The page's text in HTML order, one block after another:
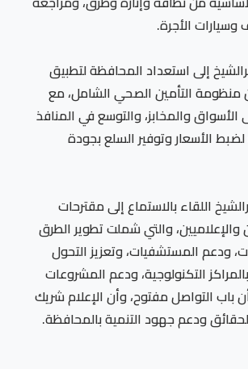
الأجرة.
إلى استعداد المحافظة لتطبيق
منظومة التأمين الصحي الشامل، مع
الأسواق والمخابز، والتوسع في المنافذ
لضبط الأسعار وتوفير السلع بجودة
اللقاء بالاستماع إلى مقترحات
والتي شملت تطوير الطرق
ودعم المستشفيات، وتعزيز التحول
التكنولوجية، ودعم المشروعات
باب التواصل مفتوح، وأن الإعلام شريك
ودعم جهود التنمية بالمحافظة.